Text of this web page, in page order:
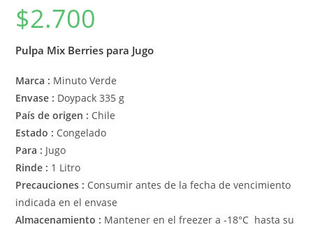
$2.700
Pulpa Mix Berries para Jugo
Marca : Minuto Verde
Envase : Doypack 335 g
País de origen : Chile
Estado : Congelado
Para : Jugo
Rinde : 1 Litro
Precauciones : Consumir antes de la fecha de vencimiento
indicada en el envase
Almacenamiento : Mantener en el freezer a -18°C hasta su